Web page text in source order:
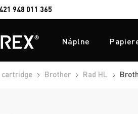
948 011 365
Náplne
cartridge Brother Rad HL